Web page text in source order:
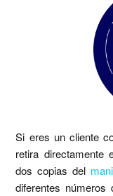
¿Hasta cuándo
solicitud de retiro?
Cuándo imprimir
¿Cómo solicitar un
Agregar dirección
Si eres un cliente
retira directamente
dos copias del
diferentes